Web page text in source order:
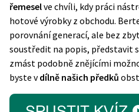
řemeselve chvíli, kdy práci
hotové výrobky z obchodu.
porovnání generací, ale bez
soustředit na popis, představit
zmást podobně znějícími
byste vdílně našich předků